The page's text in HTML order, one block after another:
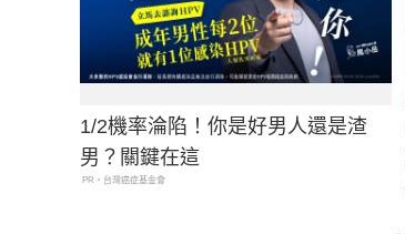
1/2機率淪陷！你是好男人還是渣
男？關鍵在這
PR・台灣癌症基金會